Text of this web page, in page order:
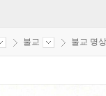
불교 불교 명